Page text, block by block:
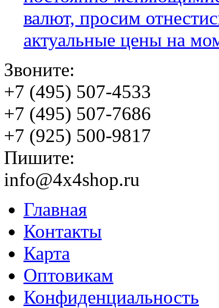
валют, просим
актуальные цены на
Звоните:
+7 (495) 507-4533
+7 (495) 507-7686
+7 (925) 500-9817
Пишите:
info@4x4shop.ru
Главная
Контакты
Карта
Оптовикам
Конфиденциальность